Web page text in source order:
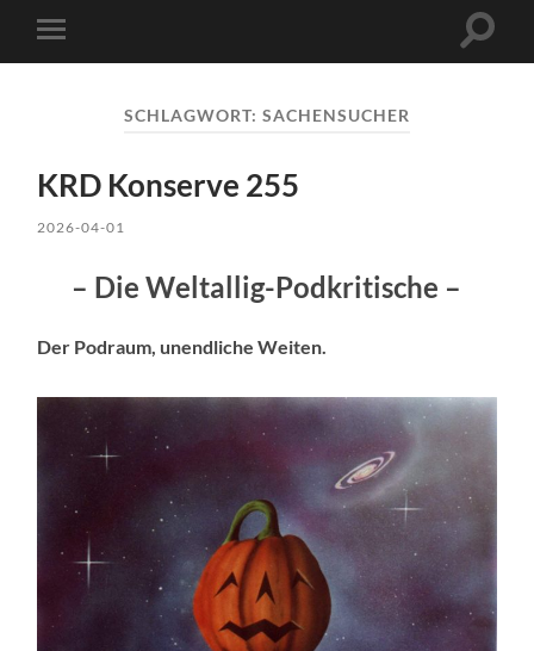
Mobile-
Menü
SCHLAGWORT: SACHENSUCHER
KRD Konserve 255
2026-04-01
– Die Weltallig-Podkritische –
Der Podraum, unendliche Weiten.